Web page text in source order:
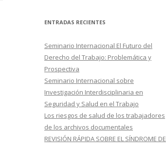
c
r
:
ENTRADAS RECIENTES
Seminario Internacional El Futuro del
Derecho del Trabajo: Problemática y
Prospectiva
Seminario Internacional sobre
Investigación Interdisciplinaria en
Seguridad y Salud en el Trabajo
Los riesgos de salud de los trabajadores
de los archivos documentales
REVISIÓN RÁPIDA SOBRE EL SÍNDROME DE